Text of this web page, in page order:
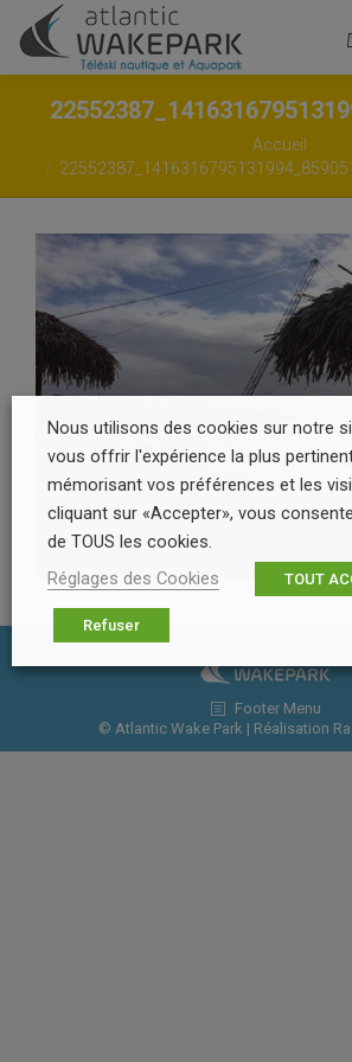
Accueil
Footer Menu
© Atlantic Wake Park | Réalisation
Nous utilisons des cookies sur notre
vous offrir l'expérience la plus
mémorisant vos préférences et les
cliquant sur «Accepter», vous
de TOUS les cookies.
Réglages des Cookies
TOUT
Refuser